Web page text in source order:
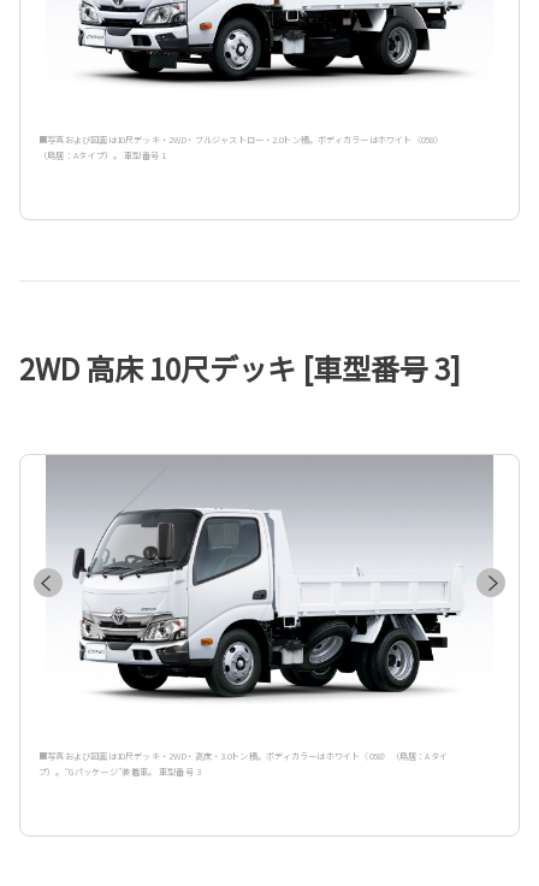
■写真および図面は10尺デッキ・2WD・フルジャストロー・2.0トン積。ボディカラーはホワイト〈058〉
（鳥居：Aタイプ）。 車型番号 1
2WD 高床 10尺デッキ [車型番号 3]
■写真および図面は10尺デッキ・2WD・高床・3.0トン積。ボディカラーはホワイト〈058〉（鳥居：Aタイ
プ）。“Gパッケージ”装着車。 車型番号 3